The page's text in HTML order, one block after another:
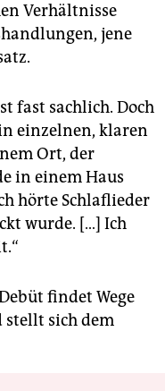
Verhältnisse
jene
fast sachlich. Doch
einzelnen, klaren
Ort, der
in einem Haus
hörte Schlaflieder
wurde. […] Ich
findet Wege
stellt sich dem